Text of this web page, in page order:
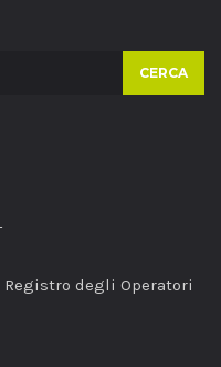
CERCA
degli Operatori